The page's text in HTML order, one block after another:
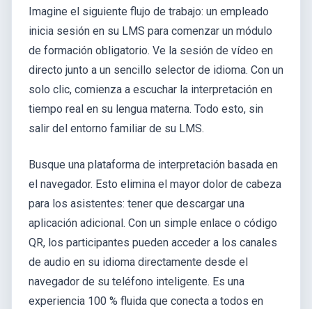
Imagine el siguiente flujo de trabajo: un empleado
inicia sesión en su LMS para comenzar un módulo
de formación obligatorio. Ve la sesión de vídeo en
directo junto a un sencillo selector de idioma. Con un
solo clic, comienza a escuchar la interpretación en
tiempo real en su lengua materna. Todo esto, sin
salir del entorno familiar de su LMS.
Busque una plataforma de interpretación basada en
el navegador. Esto elimina el mayor dolor de cabeza
para los asistentes: tener que descargar una
aplicación adicional. Con un simple enlace o código
QR, los participantes pueden acceder a los canales
de audio en su idioma directamente desde el
navegador de su teléfono inteligente. Es una
experiencia 100 % fluida que conecta a todos en